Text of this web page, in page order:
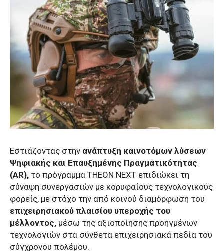
Εστιάζοντας στην ανάπτυξη καινοτόμων λύσεων
Ψηφιακής και Επαυξημένης Πραγματικότητας
(AR), το πρόγραμμα THEON NEXT επιδιώκει τη
σύναψη συνεργασιών με κορυφαίους τεχνολογικούς
φορείς, με στόχο την από κοινού διαμόρφωση του
επιχειρησιακού πλαισίου υπεροχής του
μέλλοντος, μέσω της αξιοποίησης προηγμένων
τεχνολογιών στα σύνθετα επιχειρησιακά πεδία του
σύγχρονου πολέμου.